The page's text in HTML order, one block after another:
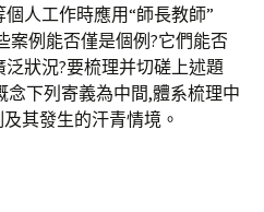
人工作時應用“師長教師”
案例能否僅是個例?它們能否
狀況?要梳理并切磋上述題
念下列寄義為中間,體系梳理中
其發生的汗青情境。